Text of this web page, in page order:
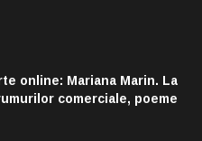
online: Mariana Marin. La
comerciale, poeme